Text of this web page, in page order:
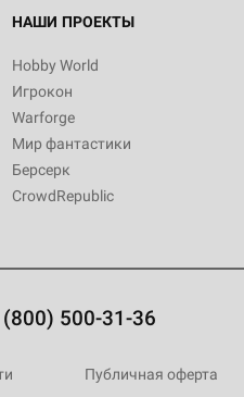
НАШИ ПРОЕКТЫ
Hobby World
Игрокон
Warforge
Мир фантастики
Берсерк
CrowdRepublic
500-31-36
Публичная оферта